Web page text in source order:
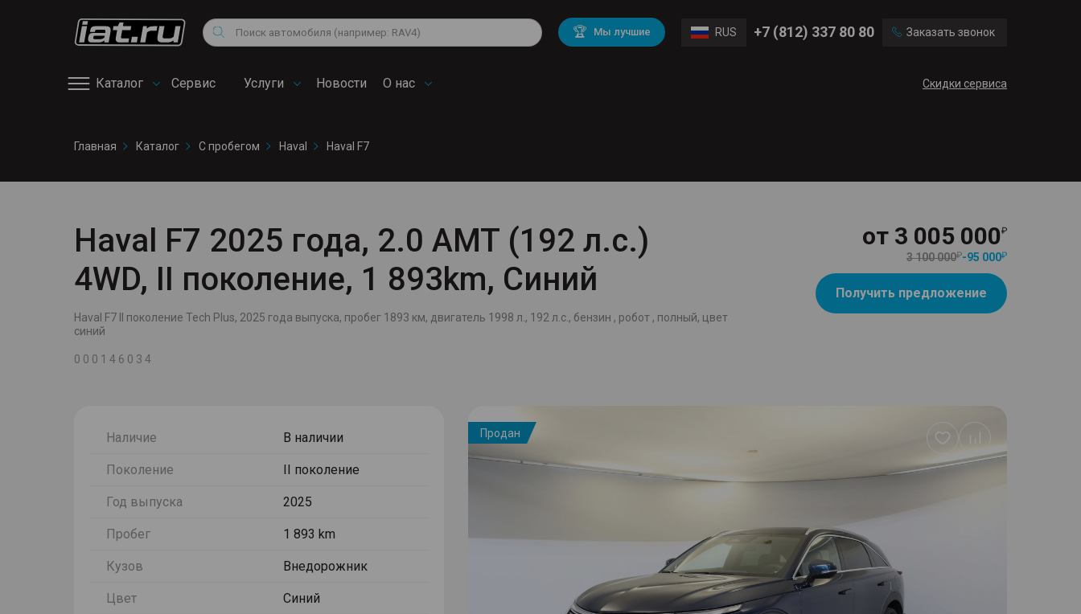
Поиск 🏆 Мы лучшие RUS +7 (812) 337 80 80 Заказать звонок
Каталог Сервис
сервис
Услуги Новости О нас Скидки сервиса
Снегоходы
Квадроциклы
Volkswagen
Mitsubishi BMW
Audi
Chevrolet Mercedes Benz
Главная Каталог С пробегом Haval Haval F7
Haval F7 2025 года, 2.0 AMT (192 л.с.)
4WD, II поколение, 1 893km, Синий
Haval F7 II поколение Tech Plus, 2025 года выпуска, пробег 1893 км, двигатель 1998 л., 192 л.с., бензин , робот , полный, цвет
синий
0 0 0 1 4 6 0 3 4
от 3 005 000
3 100 000 -95 000
Получить предложение
Наличие В наличии
Поколение II поколение
Год выпуска 2025
Пробег 1 893 km
Кузов Внедорожник
Цвет Синий
Продан
Добавить
избранное